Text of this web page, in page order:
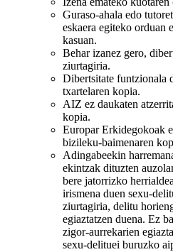
Guraso-ahala edo
eskaera egiteko orduan
kasuan.
Behar izanez gero,
ziurtagiria.
Dibertsitate funtzionala
txartelaren kopia.
AIZ ez daukaten
kopia.
Europar Erkidegokoak
bizileku-baimenaren
Adingabeekin
ekintzak dituzten
bere jatorrizko
irismena duen sexu-
ziurtagiria, delitu
egiaztatzen duena. Ez
zigor-aurrekarien
sexu-delituei buruzko